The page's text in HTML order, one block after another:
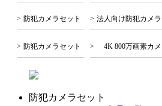
防犯カメラセット 法人向け防犯カメラ
防犯カメラセット 4K 800万画素カメ
防犯カメラセット